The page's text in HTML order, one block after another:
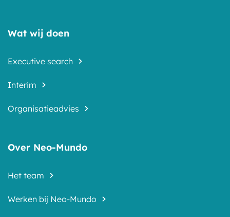
Wat wij doen
Executive search
Interim
Organisatieadvies
Over Neo-Mundo
Het team
Werken bij Neo-Mundo